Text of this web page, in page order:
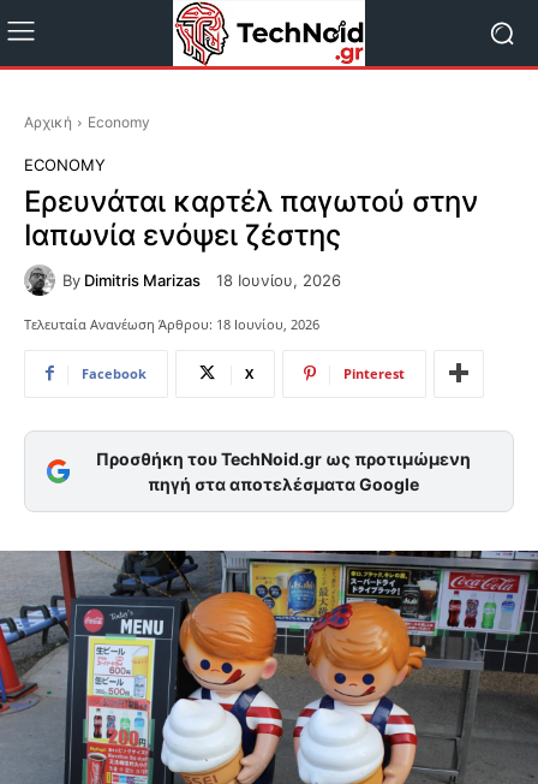
Αρχική Economy
ECONOMY
Ερευνάται καρτέλ παγωτού στην
Ιαπωνία ενόψει ζέστης
By Dimitris Marizas 18 Ιουνίου, 2026
Τελευταία Ανανέωση Άρθρου: 18 Ιουνίου, 2026
Facebook X Pinterest
Προσθήκη του TechNoid.gr ως προτιμώμενη
πηγή στα αποτελέσματα Google